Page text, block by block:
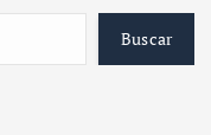
Buscar